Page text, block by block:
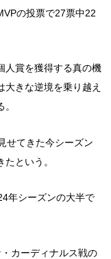
の投票で27票中22
人賞を獲得する真の機
きな逆境を乗り越え
せてきた今シーズン
という。
年シーズンの大半で
カーディナルス戦の